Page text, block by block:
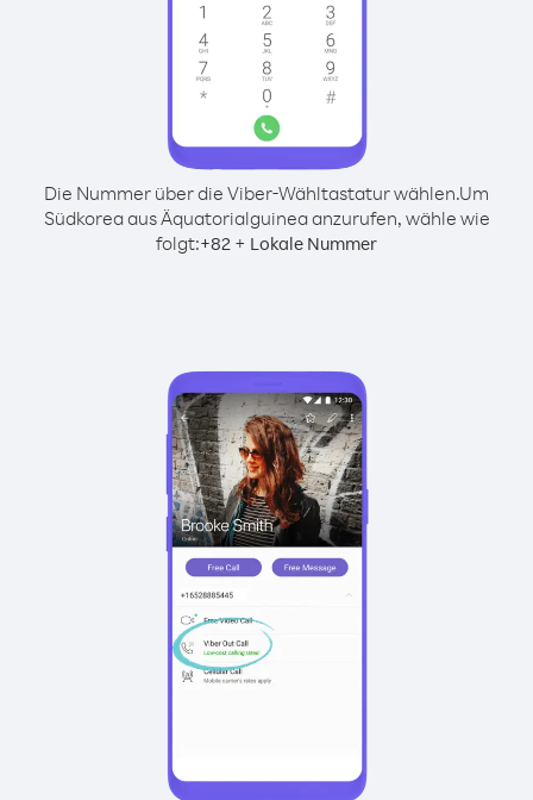
Die Nummer über die Viber-Wähltastatur wählen.Um
Südkorea aus Äquatorialguinea anzurufen, wähle wie
folgt:+82 + Lokale Nummer